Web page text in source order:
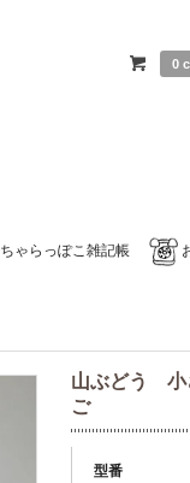
0
ちゃらっぽこ雑記帳
山ぶどう 小
ご
型番